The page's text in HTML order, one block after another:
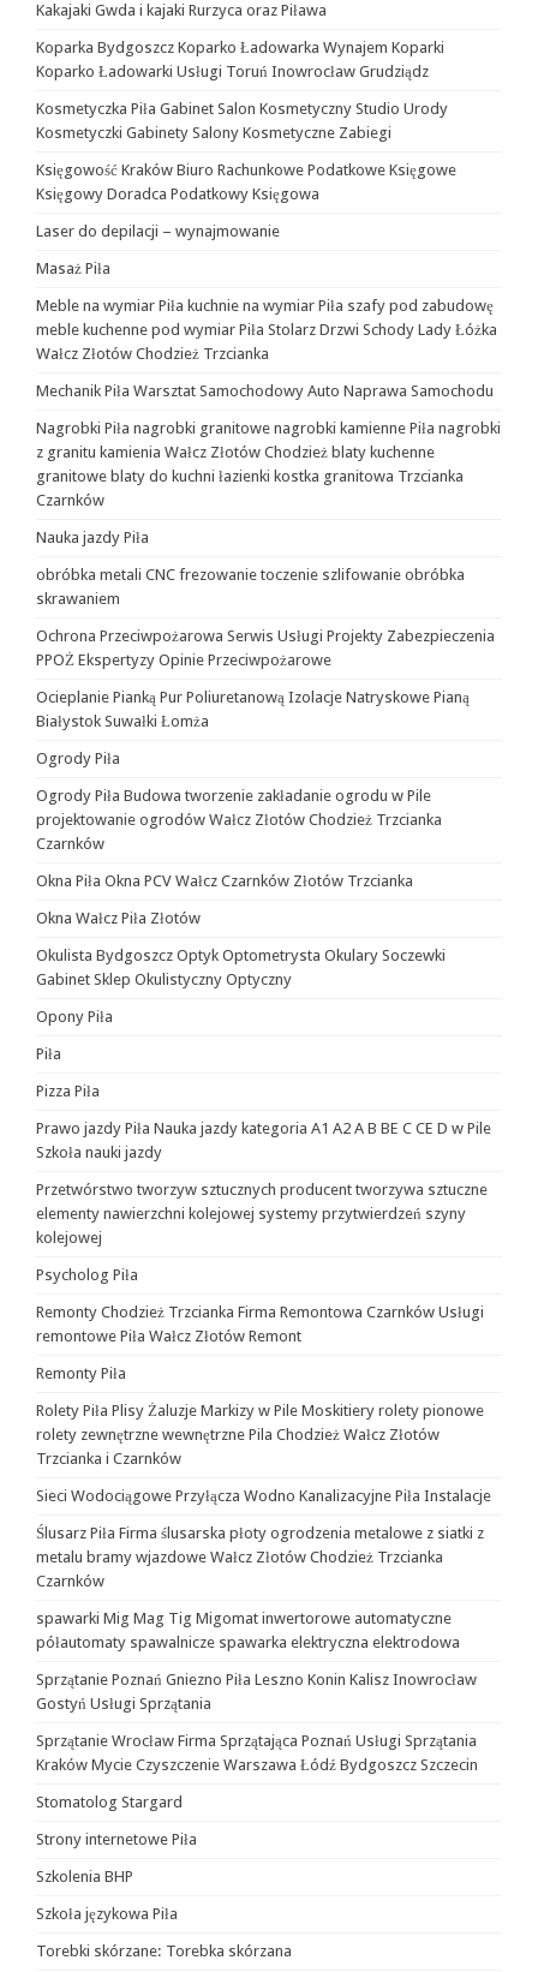
Kakajaki Gwda i kajaki Rurzyca oraz Piława
Koparka Bydgoszcz Koparko Ładowarka Wynajem Koparki
Koparko Ładowarki Usługi Toruń Inowrocław Grudziądz
Kosmetyczka Piła Gabinet Salon Kosmetyczny Studio Urody
Kosmetyczki Gabinety Salony Kosmetyczne Zabiegi
Księgowość Kraków Biuro Rachunkowe Podatkowe Księgowe
Księgowy Doradca Podatkowy Księgowa
Laser do depilacji – wynajmowanie
Masaż Piła
Meble na wymiar Piła kuchnie na wymiar Piła szafy pod zabudowę
meble kuchenne pod wymiar Piła Stolarz Drzwi Schody Lady Łóżka
Wałcz Złotów Chodzież Trzcianka
Mechanik Piła Warsztat Samochodowy Auto Naprawa Samochodu
Nagrobki Piła nagrobki granitowe nagrobki kamienne Piła nagrobki
z granitu kamienia Wałcz Złotów Chodzież blaty kuchenne
granitowe blaty do kuchni łazienki kostka granitowa Trzcianka
Czarnków
Nauka jazdy Piła
obróbka metali CNC frezowanie toczenie szlifowanie obróbka
skrawaniem
Ochrona Przeciwpożarowa Serwis Usługi Projekty Zabezpieczenia
PPOŻ Ekspertyzy Opinie Przeciwpożarowe
Ocieplanie Pianką Pur Poliuretanową Izolacje Natryskowe Pianą
Białystok Suwałki Łomża
Ogrody Piła
Ogrody Piła Budowa tworzenie zakładanie ogrodu w Pile
projektowanie ogrodów Wałcz Złotów Chodzież Trzcianka
Czarnków
Okna Piła Okna PCV Wałcz Czarnków Złotów Trzcianka
Okna Wałcz Piła Złotów
Okulista Bydgoszcz Optyk Optometrysta Okulary Soczewki
Gabinet Sklep Okulistyczny Optyczny
Opony Piła
Piła
Pizza Piła
Prawo jazdy Piła Nauka jazdy kategoria A1 A2 A B BE C CE D‎ w Pile
Szkoła nauki jazdy
Przetwórstwo tworzyw sztucznych producent tworzywa sztuczne
elementy nawierzchni kolejowej systemy przytwierdzeń szyny
kolejowej
Psycholog Piła
Remonty Chodzież Trzcianka Firma Remontowa Czarnków Usługi
remontowe Piła Wałcz Złotów Remont
Remonty Piła
Rolety Piła Plisy Żaluzje Markizy w Pile Moskitiery rolety pionowe
rolety zewnętrzne wewnętrzne Pila Chodzież Wałcz Złotów
Trzcianka i Czarnków
Sieci Wodociągowe Przyłącza Wodno Kanalizacyjne Piła Instalacje
Ślusarz Piła Firma ślusarska płoty ogrodzenia metalowe z siatki z
metalu bramy wjazdowe Wałcz Złotów Chodzież Trzcianka
Czarnków
spawarki Mig Mag Tig Migomat inwertorowe automatyczne
półautomaty spawalnicze spawarka elektryczna elektrodowa
Sprzątanie Poznań Gniezno Piła Leszno Konin Kalisz Inowrocław
Gostyń Usługi Sprzątania
Sprzątanie Wrocław Firma Sprzątająca Poznań Usługi Sprzątania
Kraków Mycie Czyszczenie Warszawa Łódź Bydgoszcz Szczecin
Stomatolog Stargard
Strony internetowe Piła
Szkolenia BHP
Szkoła językowa Piła
Torebki skórzane: Torebka skórzana